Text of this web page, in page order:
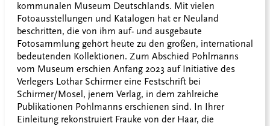
kommunalen Museum Deutschlands. Mit vielen
Fotoausstellungen und Katalogen hat er Neuland
beschritten, die von ihm auf- und ausgebaute
Fotosammlung gehört heute zu den großen, international
bedeutenden Kollektionen. Zum Abschied Pohlmanns
vom Museum erschien Anfang 2023 auf Initiative des
Verlegers Lothar Schirmer eine Festschrift bei
Schirmer/Mosel, jenem Verlag, in dem zahlreiche
Publikationen Pohlmanns erschienen sind. In Ihrer
Einleitung rekonstruiert Frauke von der Haar, die